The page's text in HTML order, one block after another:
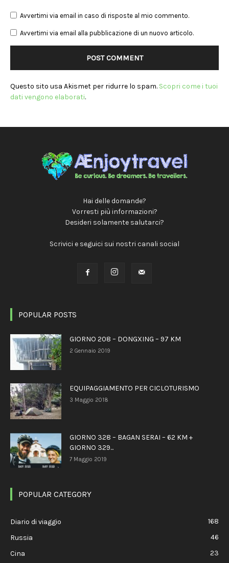
Avvertimi via email in caso di risposte al mio commento.
Avvertimi via email alla pubblicazione di un nuovo articolo.
Questo sito usa Akismet per ridurre lo spam. Scopri come i tuoi
dati vengono elaborati.
Hai delle domande?
Vorresti più informazioni?
Desideri solamente salutarci?
Scrivici e seguici sui nostri canali social
POPULAR POSTS
GIORNO 208 – DONGXING – 97 KM
2 Gennaio 2019
EQUIPAGGIAMENTO PER CICLOTURISMO
3 Maggio 2018
GIORNO 328 – BAGAN SERAI – 62 KM +
GIORNO 329...
7 Maggio 2019
POPULAR CATEGORY
Diario di viaggio
168
Russia
46
Cina
23